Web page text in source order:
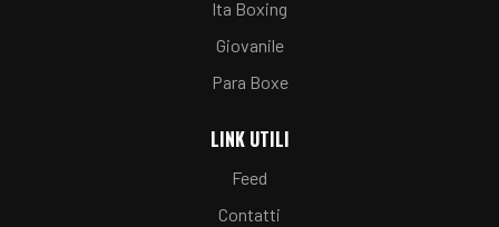
Ita Boxing
Giovanile
Para Boxe
LINK UTILI
Feed
Contatti